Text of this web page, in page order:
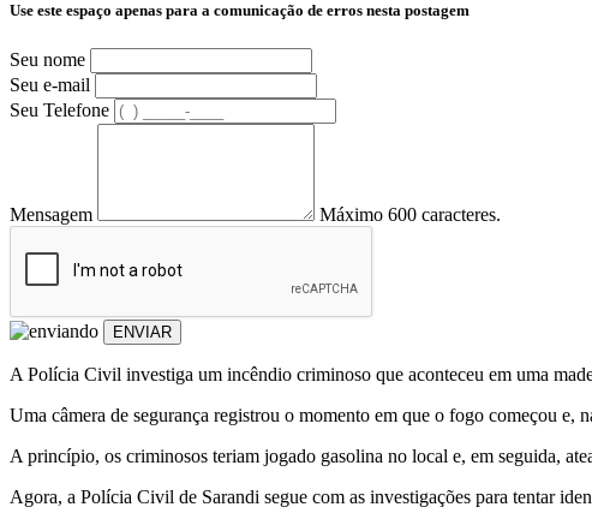
Use este espaço apenas para a comunicação de erros nesta postagem
Seu nome
Seu e-mail
Seu Telefone
Mensagem Máximo 600 caracteres.
ENVIAR
A Polícia Civil investiga um incêndio criminoso que aconteceu em uma
Uma câmera de segurança registrou o momento em que o fogo começou e,
A princípio, os criminosos teriam jogado gasolina no local e, em seguida,
Agora, a Polícia Civil de Sarandi segue com as investigações para tentar